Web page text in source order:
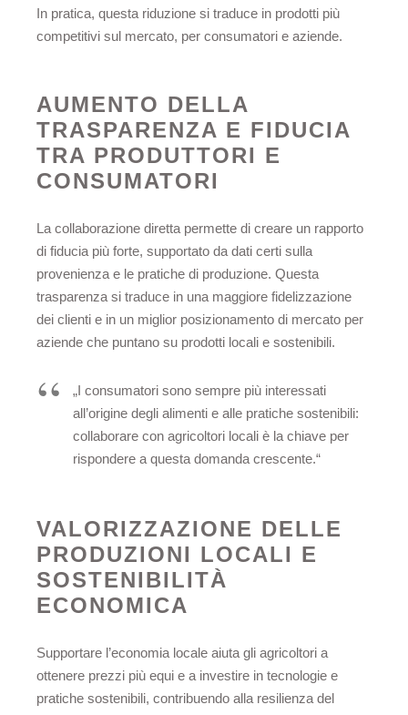
In pratica, questa riduzione si traduce in prodotti più
competitivi sul mercato, per consumatori e aziende.
AUMENTO DELLA
TRASPARENZA E FIDUCIA
TRA PRODUTTORI E
CONSUMATORI
La collaborazione diretta permette di creare un rapporto
di fiducia più forte, supportato da dati certi sulla
provenienza e le pratiche di produzione. Questa
trasparenza si traduce in una maggiore fidelizzazione
dei clienti e in un miglior posizionamento di mercato per
aziende che puntano su prodotti locali e sostenibili.
„I consumatori sono sempre più interessati
all’origine degli alimenti e alle pratiche sostenibili:
collaborare con agricoltori locali è la chiave per
rispondere a questa domanda crescente.“
VALORIZZAZIONE DELLE
PRODUZIONI LOCALI E
SOSTENIBILITÀ
ECONOMICA
Supportare l’economia locale aiuta gli agricoltori a
ottenere prezzi più equi e a investire in tecnologie e
pratiche sostenibili, contribuendo alla resilienza del